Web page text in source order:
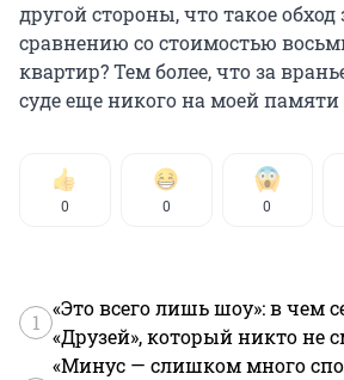
другой стороны, что такое обход
сравнению со стоимостью
квартир? Тем более, что за
суде еще никого на моей памяти
0 0 0
1
«Это всего лишь шоу»: в чем
«Друзей», который никто не
«Минус — слишком много